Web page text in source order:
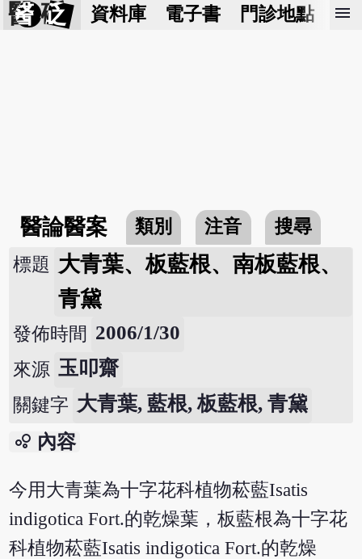
醫 砭 資料庫 電子書 門診地點 預
menu
醫論醫案 類別 注音
搜尋
標題 大青葉、板藍根、南板藍根、
青黛
發佈時間 2006/1/30
來源 玉叩齋
關鍵字 大青葉, 藍根, 板藍根, 青黛
bubble_chart 內容
今用大青葉為十字花科植物菘藍Isatis
indigotica Fort.的乾燥葉，板藍根為十字花
科植物菘藍Isatis indigotica Fort.的乾燥